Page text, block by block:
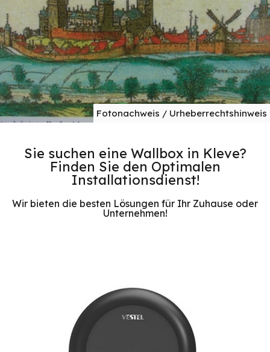
Fotonachweis / Urheberrechtshinweis
Sie suchen eine Wallbox in Kleve?
Finden Sie den Optimalen
Installationsdienst!
Wir bieten die besten Lösungen für Ihr Zuhause oder
Unternehmen!